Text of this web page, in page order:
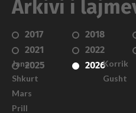
Arkivi i
2017 2018
2021
2022
2025
2026
Janar
Shkurt
Mars
Prill
Korrik
Gusht